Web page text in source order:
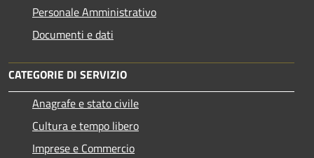
Personale Amministrativo
Documenti e dati
CATEGORIE DI SERVIZIO
Anagrafe e stato civile
Cultura e tempo libero
Imprese e Commercio